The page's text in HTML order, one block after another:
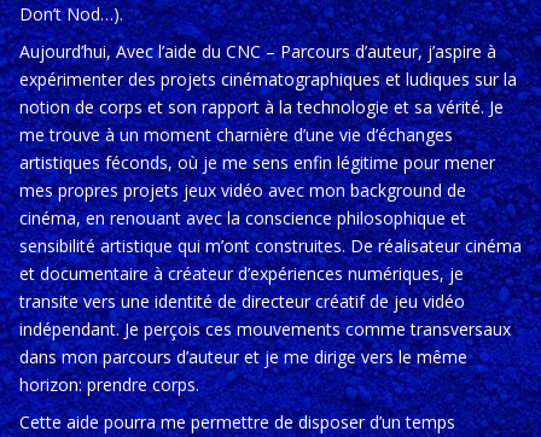
Don’t Nod…).
Aujourd’hui, Avec l’aide du CNC – Parcours d’auteur, j’aspire à
expérimenter des projets cinématographiques et ludiques sur la
notion de corps et son rapport à la technologie et sa vérité. Je
me trouve à un moment charnière d’une vie d’échanges
artistiques féconds, où je me sens enfin légitime pour mener
mes propres projets jeux vidéo avec mon background de
cinéma, en renouant avec la conscience philosophique et
sensibilité artistique qui m’ont construites. De réalisateur cinéma
et documentaire à créateur d’expériences numériques, je
transite vers une identité de directeur créatif de jeu vidéo
indépendant. Je perçois ces mouvements comme transversaux
dans mon parcours d’auteur et je me dirige vers le même
horizon: prendre corps.
Cette aide pourra me permettre de disposer d’un temps